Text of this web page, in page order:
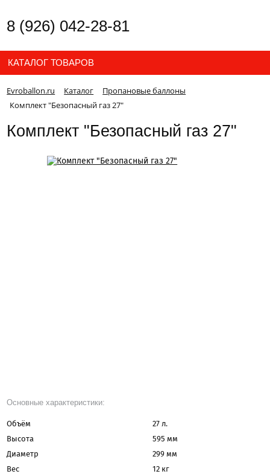
8 (926) 042-28-81
КАТАЛОГ ТОВАРОВ
Evroballon.ru Каталог
Пропановые баллоны
Комплект "Безопасный газ 27"
Комплект "Безопасный газ 27"
Основные характеристики:
Объём
27 л.
Высота
595 мм
Диаметр
299 мм
Вес
12 кг